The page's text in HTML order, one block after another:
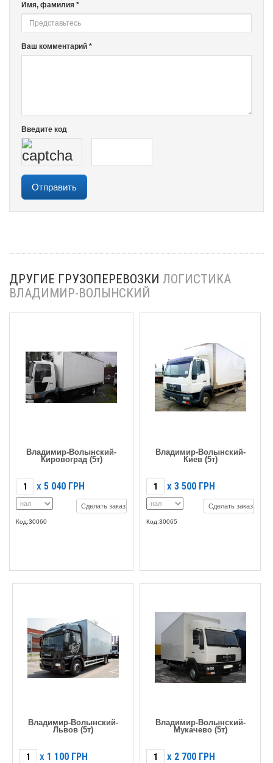
Имя, фамилия *
Ваш комментарий *
Введите код
ДРУГИЕ ГРУЗОПЕРЕВОЗКИ ЛОГИСТИКА
ВЛАДИМИР-ВОЛЫНСКИЙ
Владимир-Волынский-
Кировоград (5т)
X 5 040 ГРН
Сделать заказ
Код:30060
Владимир-Волынский-
Киев (5т)
X 3 500 ГРН
Сделать заказ
Код:30065
Владимир-Волынский-
Львов (5т)
X 1 100 ГРН
Владимир-Волынский-
Мукачево (5т)
X 2 700 ГРН